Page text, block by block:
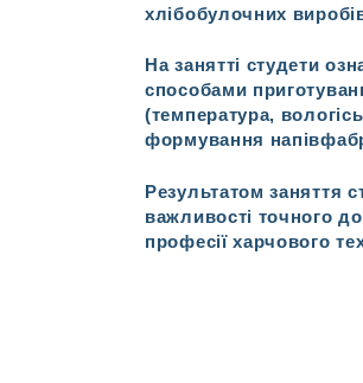
хлібобулочних
На занятті студети
способами
(температура,
формування
Результатом заняття
важливості точного
професії харчового